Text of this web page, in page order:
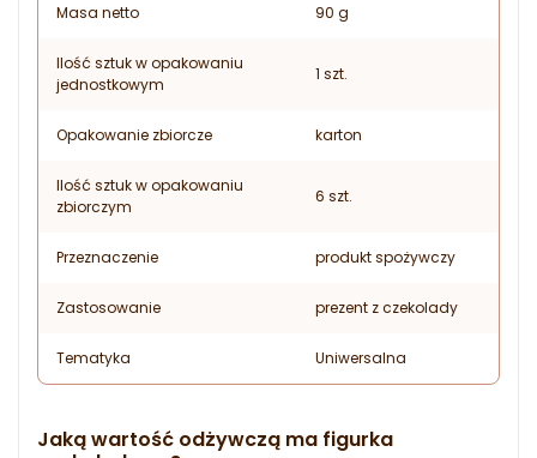
Masa netto 90 g
Ilość sztuk w opakowaniu
jednostkowym
1 szt.
Opakowanie zbiorcze karton
Ilość sztuk w opakowaniu
zbiorczym
6 szt.
Przeznaczenie produkt spożywczy
Zastosowanie prezent z czekolady
Tematyka Uniwersalna
Jaką wartość odżywczą ma figurka